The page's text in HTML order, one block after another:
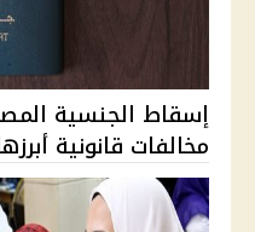
مخالفات قانونية